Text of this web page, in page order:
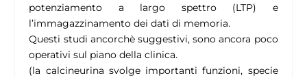
potenziamento a largo spettro (LTP) e
l’immagazzinamento dei dati di memoria.
Questi studi ancorchè suggestivi, sono ancora poco
operativi sul piano della clinica.
(la calcineurina svolge importanti funzioni, specie